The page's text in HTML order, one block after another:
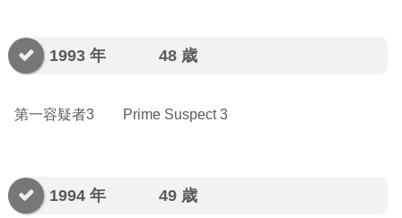
1993 年 48 歳
第一容疑者3 Prime Suspect 3
1994 年 49 歳